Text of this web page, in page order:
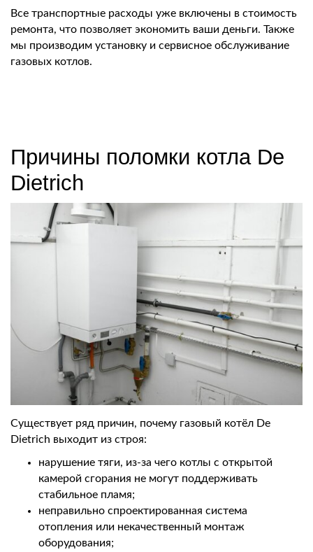
Все транспортные расходы уже включены в стоимость
ремонта, что позволяет экономить ваши деньги. Также
мы производим установку и сервисное обслуживание
газовых котлов.
Причины поломки котла De
Dietrich
Существует ряд причин, почему газовый котёл De
Dietrich выходит из строя:
нарушение тяги, из-за чего котлы с открытой
камерой сгорания не могут поддерживать
стабильное пламя;
неправильно спроектированная система
отопления или некачественный монтаж
оборудования;